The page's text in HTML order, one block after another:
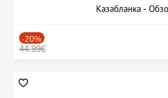
Казабланка -
-20%
44.99€